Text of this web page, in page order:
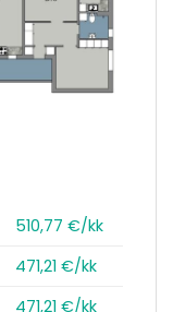
510,77 €/kk
471,21 €/kk
471,21 €/kk